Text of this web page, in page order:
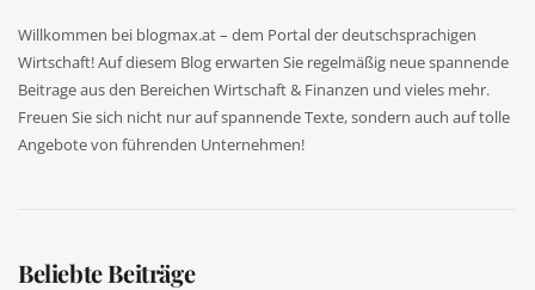
Willkommen bei blogmax.at – dem Portal der deutschsprachigen
Wirtschaft! Auf diesem Blog erwarten Sie regelmäßig neue spannende
Beitrage aus den Bereichen Wirtschaft & Finanzen und vieles mehr.
Freuen Sie sich nicht nur auf spannende Texte, sondern auch auf tolle
Angebote von führenden Unternehmen!
Beliebte Beiträge